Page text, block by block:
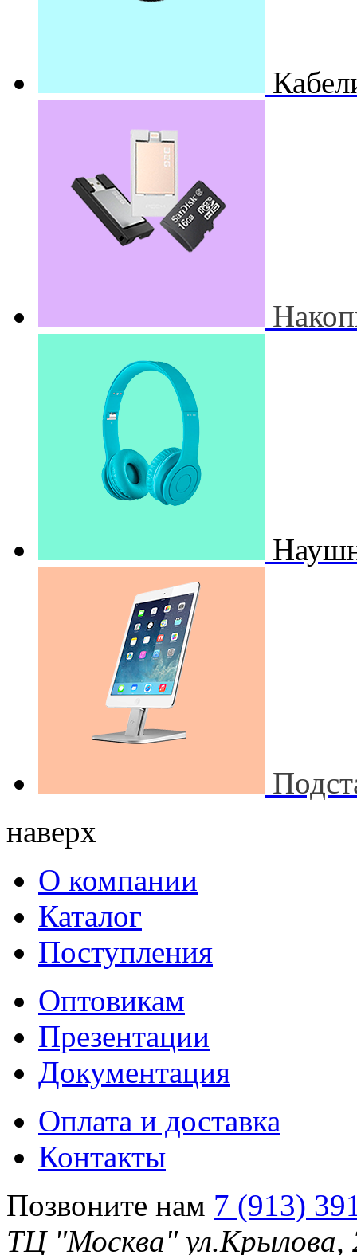
наверх
О компании
Каталог
Поступления
Оптовикам
Презентации
Документация
Оплата и доставка
Контакты
Позвоните нам 7 (913)
ТЦ "Москва"